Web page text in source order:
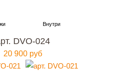
DVO-024
20 900 руб